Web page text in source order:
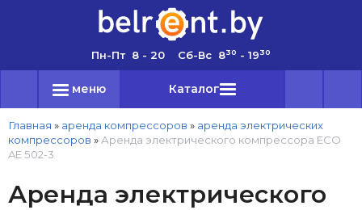
Пн-Пт 8 - 20 Сб-Вс 830 - 1930
меню Каталог
Главная » аренда компрессоров » аренда электрических
компрессоров » Аренда электрического компрессора ECO
AE 502-3
Аренда электрического